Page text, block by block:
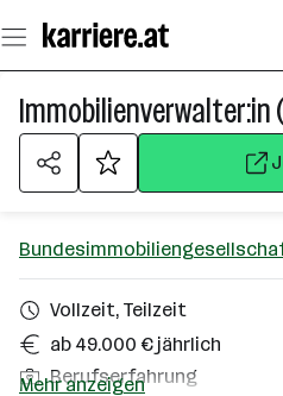
Seiteninhalt
springen
Vollzeit, Teilzeit
ab 49.000 € jährlich
Berufserfahrung
Mehr anzeigen